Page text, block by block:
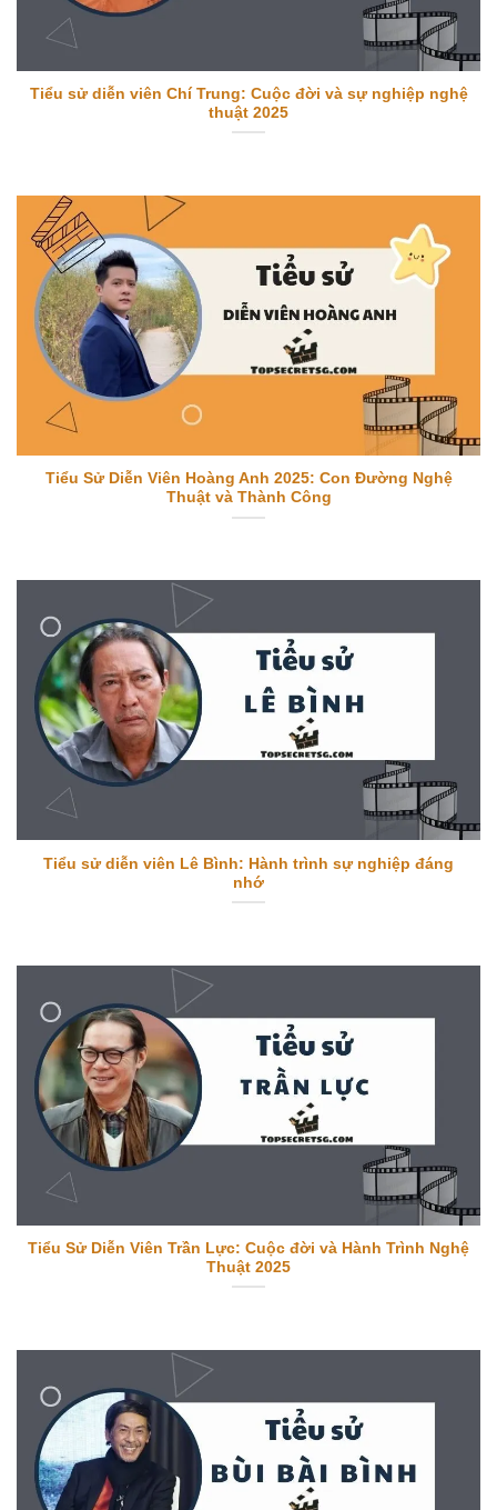
Tiểu sử diễn viên Chí Trung: Cuộc đời và sự nghiệp nghệ
thuật 2025
Tiểu Sử Diễn Viên Hoàng Anh 2025: Con Đường Nghệ
Thuật và Thành Công
Tiểu sử diễn viên Lê Bình: Hành trình sự nghiệp đáng
nhớ
Tiểu Sử Diễn Viên Trần Lực: Cuộc đời và Hành Trình Nghệ
Thuật 2025